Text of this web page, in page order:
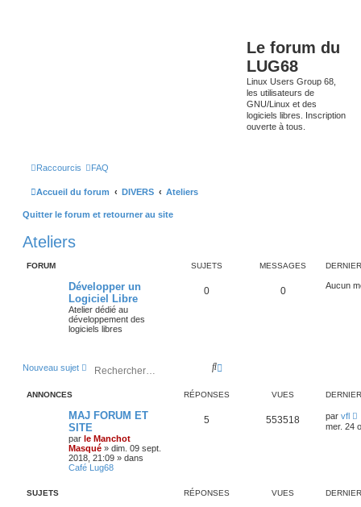
Le forum du
LUG68
Linux Users Group 68,
les utilisateurs de
GNU/Linux et des
logiciels libres. Inscription
ouverte à tous.
Raccourcis FAQ
Accueil du forum DIVERS Ateliers
Quitter le forum et retourner au site
Ateliers
FORUM SUJETS MESSAGES
Développer un
Logiciel Libre
Atelier dédié au
développement des
logiciels libres
0 0 Aucun
Nouveau sujet
R
hh
a
ANNONCES RÉPONSES VUES
MAJ FORUM ET
SITE
par le Manchot
Masqué » dim. 09 sept.
2018, 21:09 » dans
Café Lug68
5 553518 par vfl
mer. 24
SUJETS RÉPONSES VUES